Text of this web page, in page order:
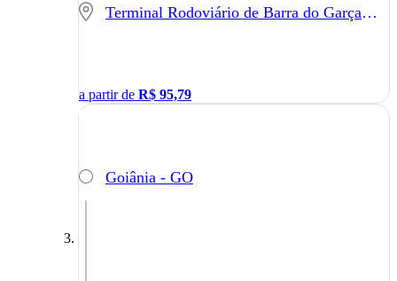
Terminal Rodoviário de Barra do Garças - Barra do Garças - MT
a partir de R$ 95,79
Goiânia - GO